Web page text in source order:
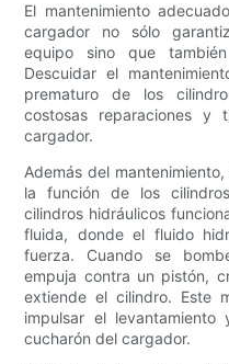
El mantenimiento
cargador no sólo
equipo sino que
Descuidar el
prematuro de los
costosas reparaciones y
cargador.
Además del
la función de los
cilindros hidráulicos
fluida, donde el fluido
fuerza. Cuando se
empuja contra un pistón,
extiende el cilindro. Este
impulsar el
cucharón del cargador.